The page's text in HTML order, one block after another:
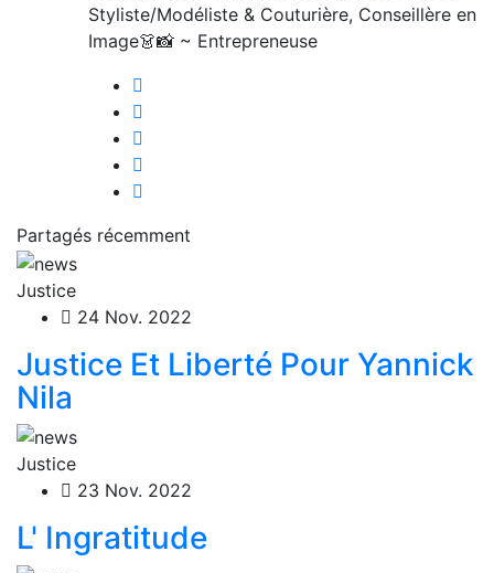
Styliste/Modéliste & Couturière, Conseillère en
Image👗📸 ~ Entrepreneuse
Partagés récemment
Justice
24 Nov. 2022
Justice Et Liberté Pour Yannick
Nila
Justice
23 Nov. 2022
L' Ingratitude